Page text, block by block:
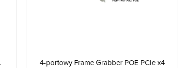
4-portowy Frame Grabber POE PCIe x4